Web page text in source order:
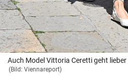
Auch Model Vittoria Ceretti geht
(Bild: Viennareport)